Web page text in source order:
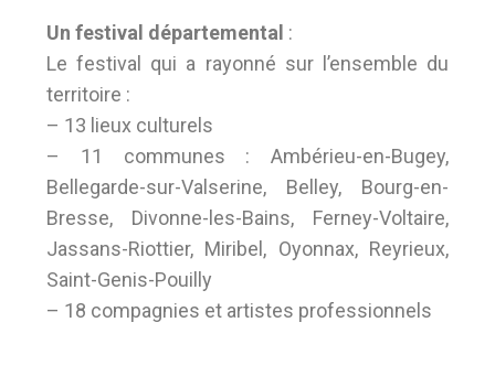
Un festival départemental :
Le festival qui a rayonné sur l’ensemble du
territoire :
– 13 lieux culturels
– 11 communes : Ambérieu-en-Bugey,
Bellegarde-sur-Valserine, Belley, Bourg-en-
Bresse, Divonne-les-Bains, Ferney-Voltaire,
Jassans-Riottier, Miribel, Oyonnax, Reyrieux,
Saint-Genis-Pouilly
– 18 compagnies et artistes professionnels